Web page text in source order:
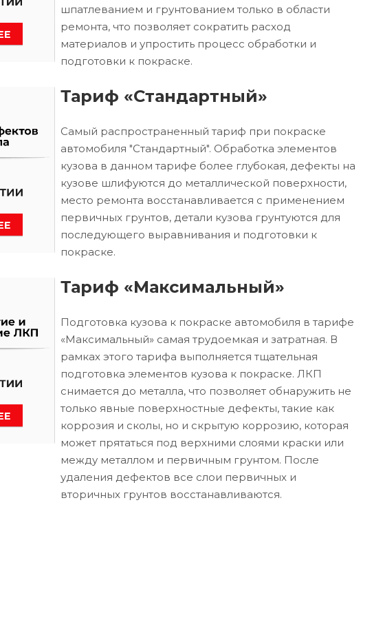
шпатлеванием и грунтованием только в области
ремонта, что позволяет сократить расход
материалов и упростить процесс обработки и
подготовки к покраске.
Тариф «Стандартный»
Самый распространенный тариф при покраске
автомобиля "Стандартный". Обработка элементов
кузова в данном тарифе более глубокая, дефекты на
кузове шлифуются до металлической поверхности,
место ремонта восстанавливается с применением
первичных грунтов, детали кузова грунтуются для
последующего выравнивания и подготовки к
покраске.
Тариф «Максимальный»
Подготовка кузова к покраске автомобиля в тарифе
«Максимальный» самая трудоемкая и затратная. В
рамках этого тарифа выполняется тщательная
подготовка элементов кузова к покраске. ЛКП
снимается до металла, что позволяет обнаружить не
только явные поверхностные дефекты, такие как
коррозия и сколы, но и скрытую коррозию, которая
может прятаться под верхними слоями краски или
между металлом и первичным грунтом. После
удаления дефектов все слои первичных и
вторичных грунтов восстанавливаются.